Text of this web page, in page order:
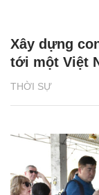
THỜI SỰ
Xây dựng
tới một Việt